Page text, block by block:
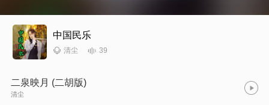
中国民乐
清尘 39
二泉映月 (二胡版)
清尘